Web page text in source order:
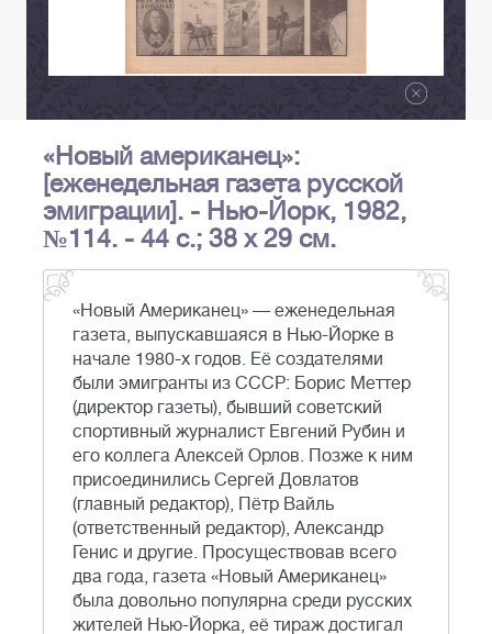
«Новый американец»:
[еженедельная газета русской
эмиграции]. - Нью-Йорк, 1982,
№114. - 44 с.; 38 x 29 см.
«Новый Американец» — еженедельная
газета, выпускавшаяся в Нью-Йорке в
начале 1980-х годов. Её создателями
были эмигранты из СССР: Борис Меттер
(директор газеты), бывший советский
спортивный журналист Евгений Рубин и
его коллега Алексей Орлов. Позже к ним
присоединились Сергей Довлатов
(главный редактор), Пётр Вайль
(ответственный редактор), Александр
Генис и другие. Просуществовав всего
два года, газета «Новый Американец»
была довольно популярна среди русских
жителей Нью-Йорка, её тираж достигал